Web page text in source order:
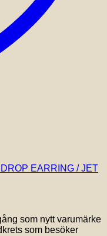
EARRING / JET
som nytt varumärke
som besöker